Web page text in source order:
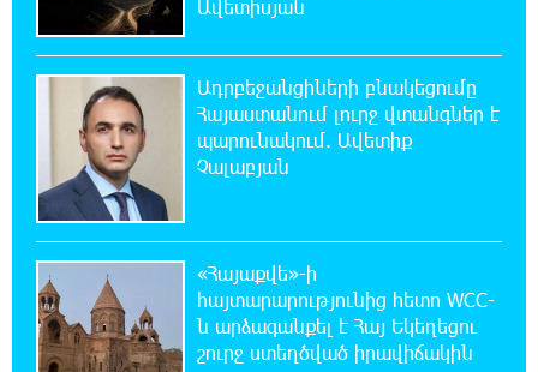
20:51:38 8-08-2026
Զելենսկին ու Վուչիչը քննարկել են
համագործակցությունն ընդլայնելու
հնարավորությունները
20:33:21 8-08-2026
Հրդեհի ահազանգ Սայաթ-Նովա
պողոտայում. շենքից տարհանվել է 5
բնակիչ
20:14:36 8-08-2026
Ավետիսյան
Ադրբեջանցիների բնակեցումը
Հայաստանում լուրջ վտանգներ է
պարունակում. Ավետիք
Չալաբյան
«Հայաքվե»-ի
հայտարարությունից հետո WCC-
ն արձագանքել է Հայ Եկեղեցու
շուրջ ստեղծված իրավիճակին